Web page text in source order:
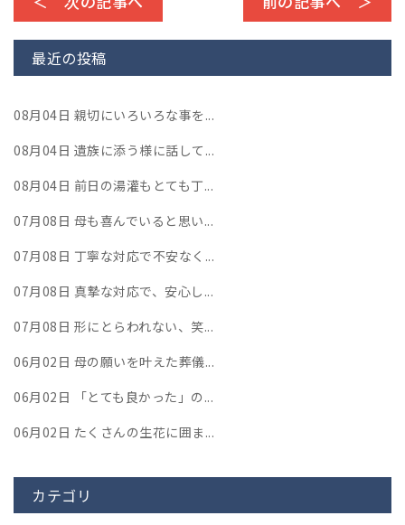
最近の投稿
08月04日 親切にいろいろな事を...
08月04日 遺族に添う様に話して...
08月04日 前日の湯灌もとても丁...
07月08日 母も喜んでいると思い...
07月08日 丁寧な対応で不安なく...
07月08日 真摯な対応で、安心し...
07月08日 形にとらわれない、笑...
06月02日 母の願いを叶えた葬儀...
06月02日 「とても良かった」の...
06月02日 たくさんの生花に囲ま...
カテゴリ